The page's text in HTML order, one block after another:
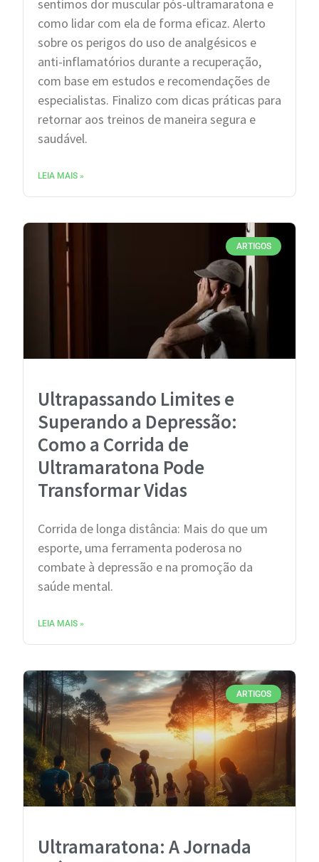
sentimos dor muscular pós-ultramaratona e
como lidar com ela de forma eficaz. Alerto
sobre os perigos do uso de analgésicos e
anti-inflamatórios durante a recuperação,
com base em estudos e recomendações de
especialistas. Finalizo com dicas práticas para
retornar aos treinos de maneira segura e
saudável.
LEIA MAIS »
ARTIGOS
Ultrapassando Limites e
Superando a Depressão:
Como a Corrida de
Ultramaratona Pode
Transformar Vidas
Corrida de longa distância: Mais do que um
esporte, uma ferramenta poderosa no
combate à depressão e na promoção da
saúde mental.
LEIA MAIS »
ARTIGOS
Ultramaratona: A Jornada